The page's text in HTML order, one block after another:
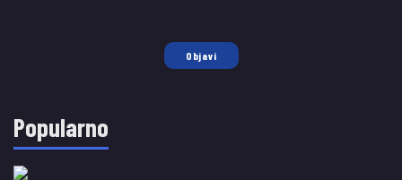
Objavi
Popularno